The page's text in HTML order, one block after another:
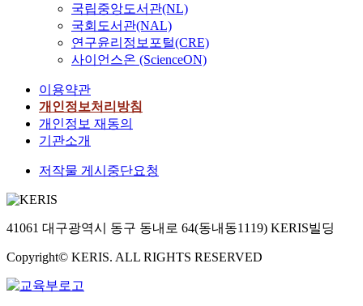
국립중앙도서관(NL)
국회도서관(NAL)
연구윤리정보포털(CRE)
사이언스온 (ScienceON)
이용약관
개인정보처리방침
개인정보 재동의
기관소개
저작물 게시중단요청
41061 대구광역시 동구 동내로 64(동내동1119) KERIS빌딩
Copyright© KERIS. ALL RIGHTS RESERVED